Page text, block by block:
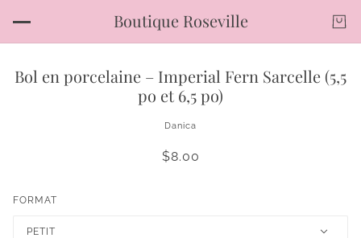
Boutique Roseville
Bol en porcelaine – Imperial Fern Sarcelle (5,5
po et 6,5 po)
Danica
$8.00
FORMAT
PETIT